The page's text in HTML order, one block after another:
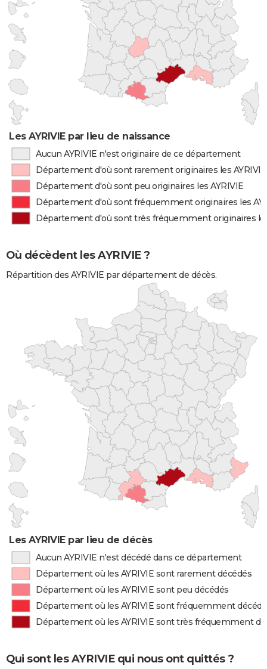
Les AYRIVIE par lieu de naissance
Aucun AYRIVIE n'est originaire de ce département
Département d'où sont rarement originaires les AYRIVIE
Département d'où sont peu originaires les AYRIVIE
Département d'où sont fréquemment originaires les
Département d'où sont très fréquemment originaires
Où décèdent les AYRIVIE ?
Répartition des AYRIVIE par département de décès.
Les AYRIVIE par lieu de décès
Aucun AYRIVIE n'est décédé dans ce département
Département où les AYRIVIE sont rarement décédés
Département où les AYRIVIE sont peu décédés
Département où les AYRIVIE sont fréquemment
Département où les AYRIVIE sont très fréquemment
Qui sont les AYRIVIE qui nous ont quittés ?